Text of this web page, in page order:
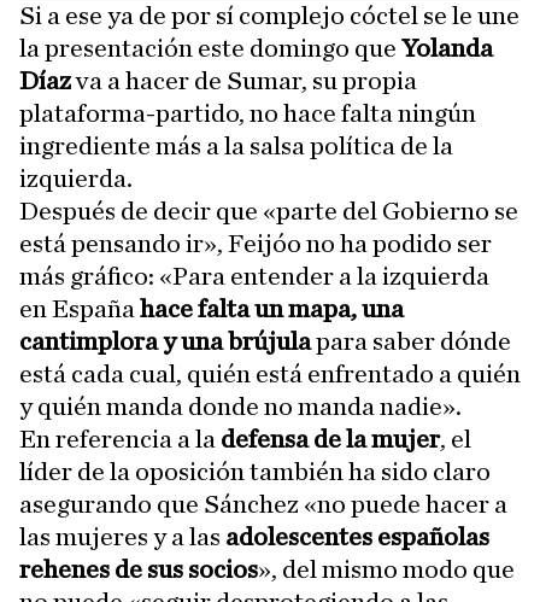
Si a ese ya de por sí complejo cóctel se le une
la presentación este domingo que Yolanda
Díazva a hacer de Sumar, su propia
plataforma-partido, no hace falta ningún
ingrediente más a la salsa política de la
izquierda.
Después de decir que «parte del Gobierno se
está pensando ir», Feijóo no ha podido ser
más gráfico: «Para entender a la izquierda
en España hace falta un mapa, una
cantimplora y una brújulapara saber dónde
está cada cual, quién está enfrentado a quién
y quién manda donde no manda nadie».
En referencia a la defensa de la mujer, el
líder de la oposición también ha sido claro
asegurando que Sánchez «no puede hacer a
las mujeres y a las adolescentes españolas
rehenes de sus socios», del mismo modo que